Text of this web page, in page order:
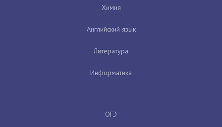
Химия
Английский язык
Литература
Информатика
ОГЭ